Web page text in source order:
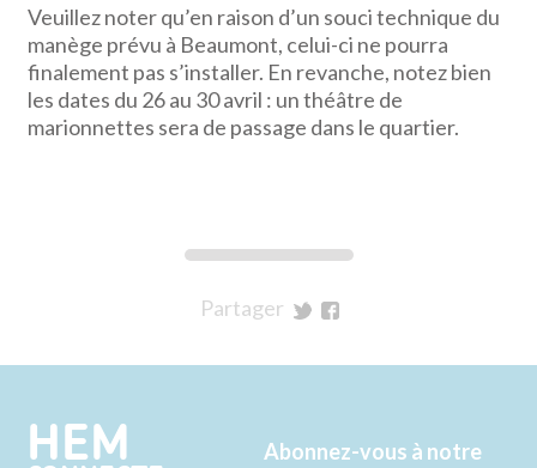
Veuillez noter qu’en raison d’un souci technique du
manège prévu à Beaumont, celui-ci ne pourra
finalement pas s’installer. En revanche, notez bien
les dates du 26 au 30 avril : un théâtre de
marionnettes sera de passage dans le quartier.
Partager
Twitter
Facebook
HEM
Abonnez-vous à notre